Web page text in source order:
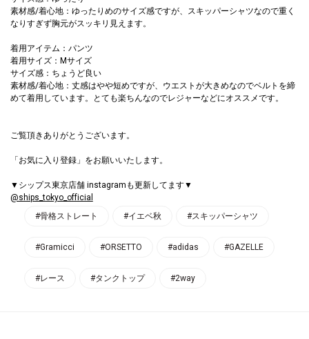
素材感/着心地：ゆったりめのサイズ感ですが、スキッパーシャツなので重く
なりすぎず胸元がスッキリ見えます。
着用アイテム：パンツ
着用サイズ：Mサイズ
サイズ感：ちょうど良い
素材感/着心地：丈感はやや短めですが、ウエストが大きめなのでベルトを締
めて着用しています。とても楽ちんなのでレジャーなどにオススメです。
ご覧頂きありがとうございます。
「お気に入り登録」をお願いいたします。
▼シップス東京店舗 instagramも更新してます▼
@ships_tokyo_official
#骨格ストレート
#イエベ秋 #スキッパーシャツ
#Gramicci #ORSETTO #adidas #GAZELLE
#レース #タンクトップ #2way